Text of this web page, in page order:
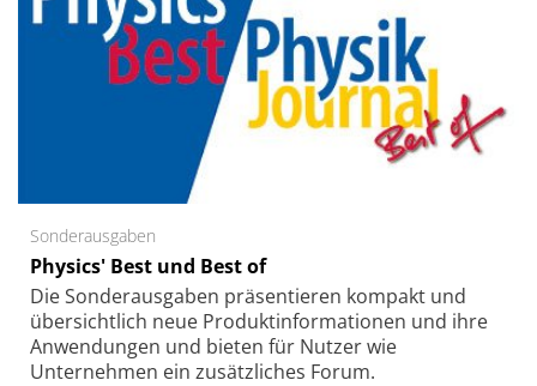
Sonderausgaben
Physics' Best und Best of
Die Sonder­ausgaben präsentieren kompakt und
übersichtlich neue Produkt­informationen und ihre
Anwendungen und bieten für Nutzer wie
Unternehmen ein zusätzliches Forum.